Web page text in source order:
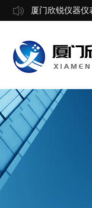
厦门欣锐仪器仪